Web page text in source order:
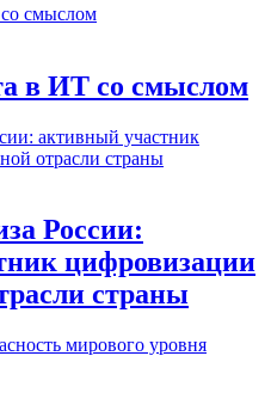
в ИТ со смыслом
России:
цифровизации
страны